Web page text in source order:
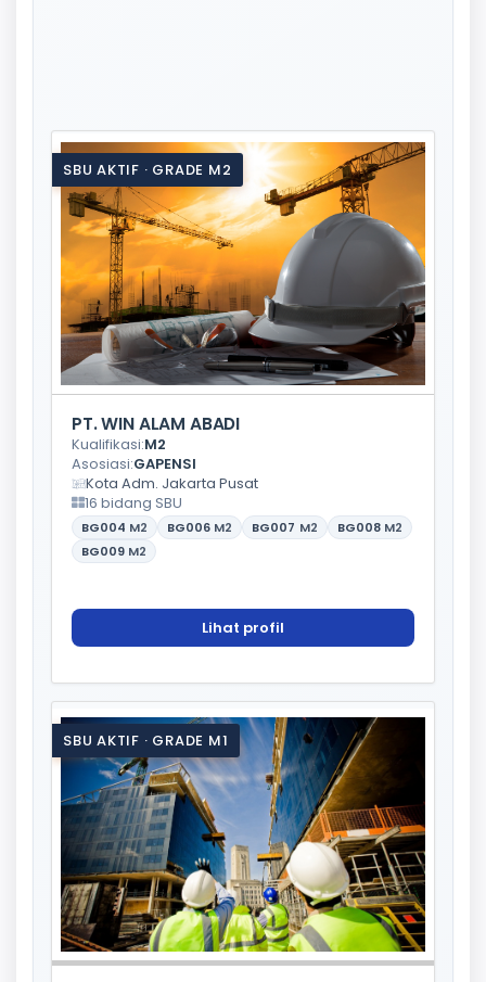
SBU AKTIF · GRADE M2
PT. WIN ALAM ABADI
Kualifikasi:M2
Asosiasi:GAPENSI
Kota Adm. Jakarta Pusat
16 bidang SBU
BG004 M2 BG006 M2 BG007 M2 BG008 M2
BG009 M2
Lihat profil
SBU AKTIF · GRADE M1